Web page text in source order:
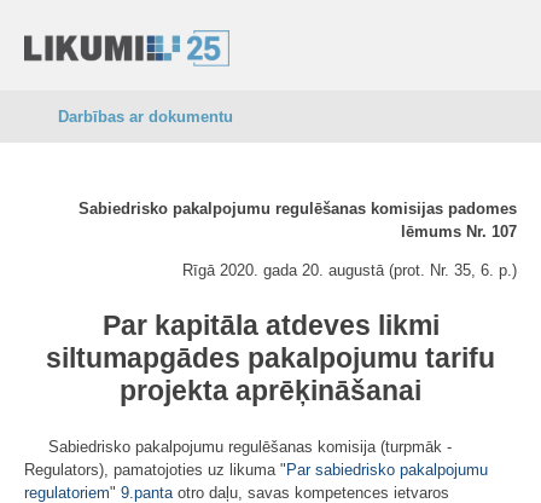
Darbības ar dokumentu
Sabiedrisko pakalpojumu regulēšanas komisijas padomes
lēmums Nr. 107
Rīgā 2020. gada 20. augustā (prot. Nr. 35, 6. p.)
Par kapitāla atdeves likmi
siltumapgādes pakalpojumu tarifu
projekta aprēķināšanai
Sabiedrisko pakalpojumu regulēšanas komisija (turpmāk -
Regulators), pamatojoties uz likuma " Par sabiedrisko pakalpojumu
regulatoriem" 9.pantaotro daļu, savas kompetences ietvaros